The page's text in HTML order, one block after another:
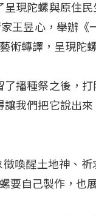
現陀螺與原住
王昱心，舉辦《
術轉譯，呈現陀
播種祭之後，
我們把它說出
喚醒土地神、
要自己製作，也